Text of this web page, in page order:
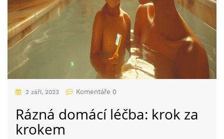
2 září, 2023 Komentáře 0
Rázná domácí léčba: krok za
krokem